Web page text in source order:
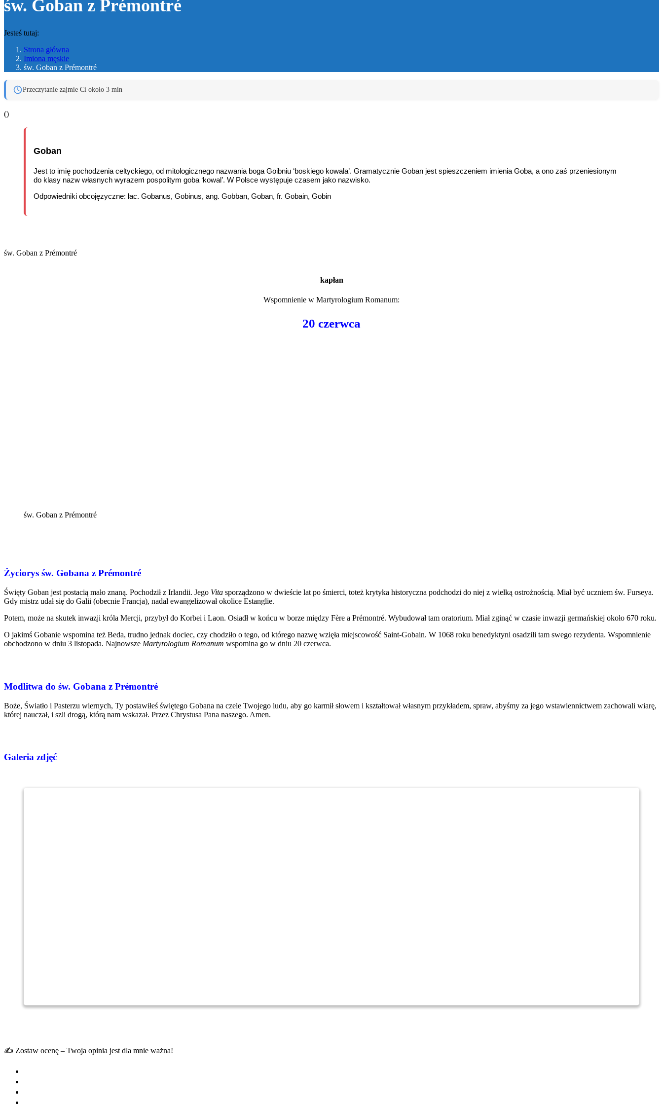
św. Goban z Prémontré
Jesteś tutaj:
Strona główna
Imiona męskie
św. Goban z Prémontré
Przeczytanie zajmie Ci około 3 min
()
Goban
Jest to imię pochodzenia celtyckiego, od mitologicznego nazwania boga Goibniu ‘boskiego kowala’. Gramatycznie Goban jest spieszczeniem imienia Goba, a ono zaś przeniesionym
do klasy nazw własnych wyrazem pospolitym goba ‘kowal’. W Polsce występuje czasem jako nazwisko.
Odpowiedniki obcojęzyczne: łac. Gobanus, Gobinus, ang. Gobban, Goban, fr. Gobain, Gobin
św. Goban z Prémontré
kapłan
Wspomnienie w Martyrologium Romanum:
20 czerwca
św. Goban z Prémontré
Życiorys św. Gobana z Prémontré
Święty Goban jest postacią mało znaną. Pochodził z Irlandii. Jego Vita sporządzono w dwieście lat po śmierci, toteż krytyka historyczna podchodzi do niej z wielką ostrożnością. Miał być uczniem św. Furseya.
Gdy mistrz udał się do Galii (obecnie Francja), nadal ewangelizował okolice Estanglie.
Potem, może na skutek inwazji króla Mercji, przybył do Korbei i Laon. Osiadł w końcu w borze między Fère a Prémontré. Wybudował tam oratorium. Miał zginąć w czasie inwazji germańskiej około 670 roku.
O jakimś Gobanie wspomina też Beda, trudno jednak dociec, czy chodziło o tego, od którego nazwę wzięła miejscowość Saint-Gobain. W 1068 roku benedyktyni osadzili tam swego rezydenta. Wspomnienie
obchodzono w dniu 3 listopada. Najnowsze Martyrologium Romanum wspomina go w dniu 20 czerwca.
Modlitwa do św. Gobana z Prémontré
Boże, Światło i Pasterzu wiernych, Ty postawiłeś świętego Gobana na czele Twojego ludu, aby go karmił słowem i kształtował własnym przykładem, spraw, abyśmy za jego wstawiennictwem zachowali wiarę,
której nauczał, i szli drogą, którą nam wskazał. Przez Chrystusa Pana naszego. Amen.
Galeria zdjęć
✍️ Zostaw ocenę – Twoja opinia jest dla mnie ważna!